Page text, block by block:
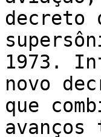
decreto
1973.
novo
que